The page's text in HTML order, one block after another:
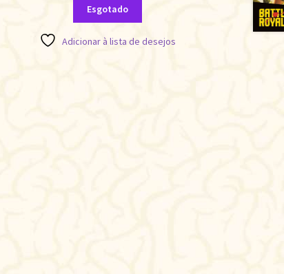
Esgotado
Adicionar à lista de desejos